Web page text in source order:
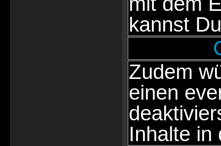
kannst
Zudem
einen
Inhalte in